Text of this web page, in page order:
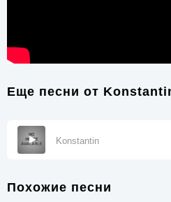
Еще песни от
Konstantin
Похожие песни